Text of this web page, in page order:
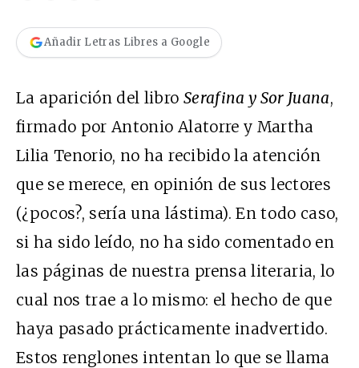
Añadir Letras Libres a Google
La aparición del libro Serafina y Sor Juana,
firmado por Antonio Alatorre y Martha
Lilia Tenorio, no ha recibido la atención
que se merece, en opinión de sus lectores
(¿pocos?, sería una lástima). En todo caso,
si ha sido leído, no ha sido comentado en
las páginas de nuestra prensa literaria, lo
cual nos trae a lo mismo: el hecho de que
haya pasado prácticamente inadvertido.
Estos renglones intentan lo que se llama